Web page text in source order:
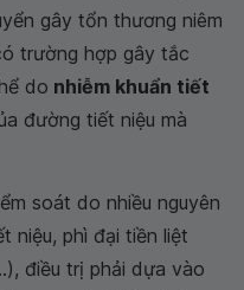
gây tổn thương niêm
trường hợp gây tắc
do nhiễm khuẩn tiết
đường tiết niệu mà
soát do nhiều nguyên
niệu, phì đại tiền liệt
điều trị phải dựa vào